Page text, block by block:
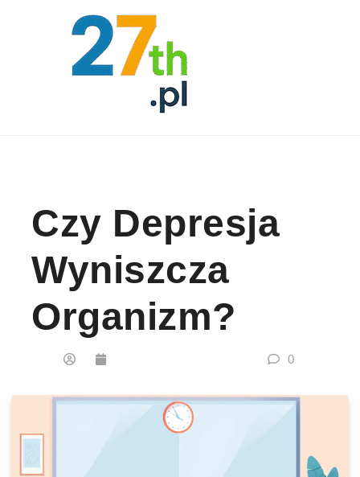
Czy Depresja
Wyniszcza
Organizm?
0